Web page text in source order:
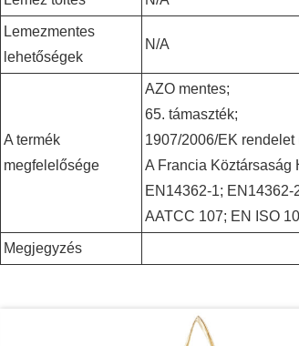
Lemezmentes
lehetőségek
N/A
A termék
megfelelősége
AZO mentes;
65. támaszték;
1907/2006/EK
A Francia Köztársaság
EN14362-1;
AATCC 107; EN ISO
Megjegyzés